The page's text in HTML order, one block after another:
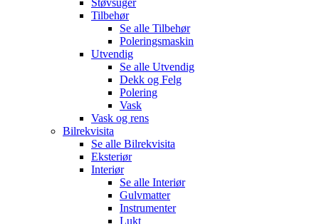
Tilbehør
Se alle Tilbehør
Poleringsmaskin
Utvendig
Se alle Utvendig
Dekk og Felg
Polering
Vask
Vask og rens
Bilrekvisita
Se alle Bilrekvisita
Eksteriør
Interiør
Se alle Interiør
Gulvmatter
Instrumenter
Lukt